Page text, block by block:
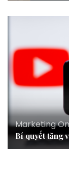
Marketing
Bí quyết tăng